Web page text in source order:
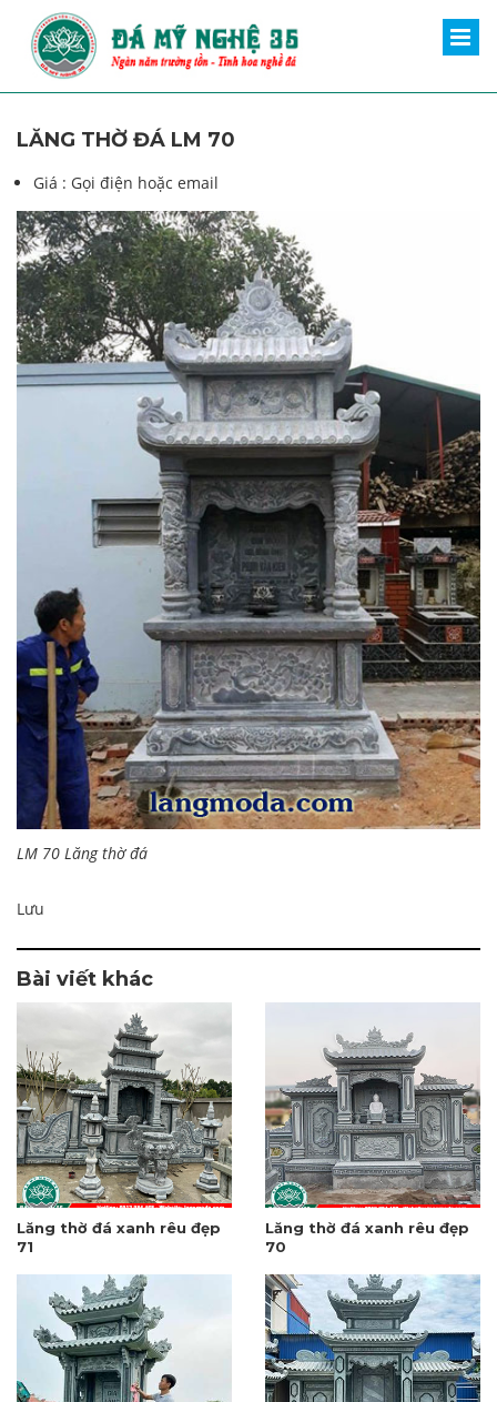
LĂNG THỜ ĐÁ LM 70
Giá : Gọi điện hoặc email
LM 70 Lăng thờ đá
Lưu
Bài viết khác
Lăng thờ đá xanh rêu đẹp
71
Lăng thờ đá xanh rêu đẹp
70